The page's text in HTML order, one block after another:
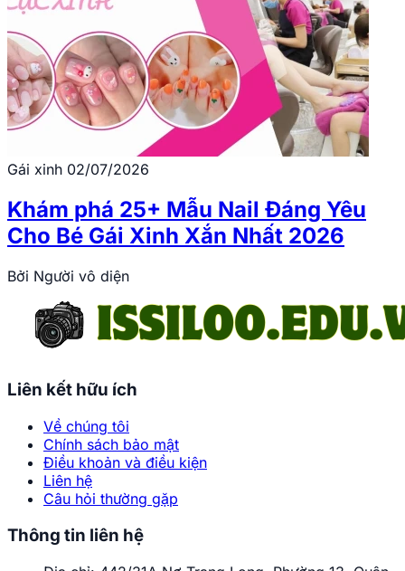
Gái xinh 02/07/2026
Khám phá 25+ Mẫu Nail Đáng Yêu
Cho Bé Gái Xinh Xắn Nhất 2026
Bởi Người vô diện
Liên kết hữu ích
Về chúng tôi
Chính sách bảo mật
Điều khoản và điều kiện
Liên hệ
Câu hỏi thường gặp
Thông tin liên hệ